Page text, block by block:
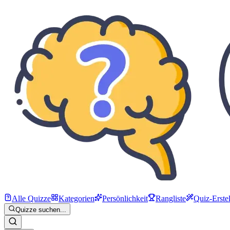
Alle Quizze Kategorien Persönlichkeit Rangliste Quiz-
Quizze suchen...